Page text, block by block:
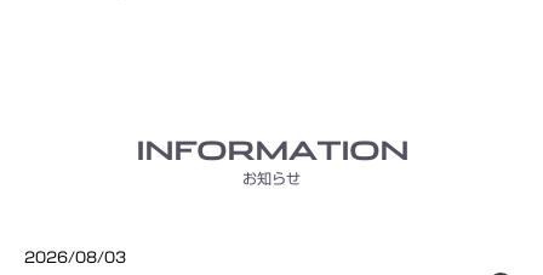
INFORMATION
お知らせ
2026/08/03